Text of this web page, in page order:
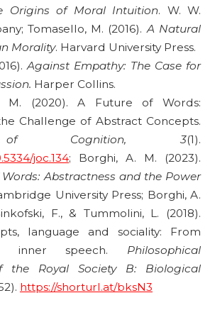
Origins of Moral Intuition. W. W.
Tomasello, M. (2016).A Natural
Morality. Harvard University Press.
Against Empathy: The Case for
Harper Collins.
M. (2020). A Future of Words:
Challenge of Abstract Concepts.
of Cognition, 3(1).
joc.134; Borghi, A. M. (2023).
Abstractness and the Power
University Press; Borghi, A.
F., & Tummolini, L. (2018).
language and sociality: From
inner speech. Philosophical
the Royal Society B: Biological
https://shorturl.at/bksN3